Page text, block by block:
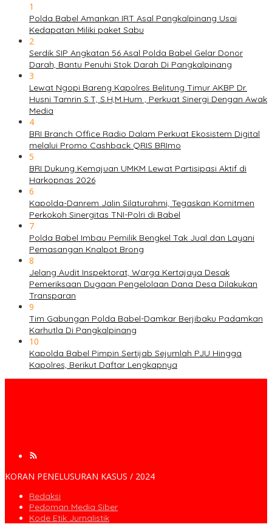
1
Polda Babel Amankan IRT Asal Pangkalpinang Usai
Kedapatan Miliki paket Sabu
2
Serdik SIP Angkatan 56 Asal Polda Babel Gelar Donor
Darah, Bantu Penuhi Stok Darah Di Pangkalpinang
3
Lewat Ngopi Bareng Kapolres Belitung Timur AKBP Dr.
Husni Tamrin S.T, S.H,M.Hum , Perkuat Sinergi Dengan Awak
Media
4
BRI Branch Office Radio Dalam Perkuat Ekosistem Digital
melalui Promo Cashback QRIS BRImo
5
BRI Dukung Kemajuan UMKM Lewat Partisipasi Aktif di
Harkopnas 2026
6
Kapolda-Danrem Jalin Silaturahmi, Tegaskan Komitmen
Perkokoh Sinergitas TNI-Polri di Babel
7
Polda Babel Imbau Pemilik Bengkel Tak Jual dan Layani
Pemasangan Knalpot Brong
8
Jelang Audit Inspektorat, Warga Kertajaya Desak
Pemeriksaan Dugaan Pengelolaan Dana Desa Dilakukan
Transparan
9
Tim Gabungan Polda Babel-Damkar Berjibaku Padamkan
Karhutla Di Pangkalpinang
10
Kapolda Babel Pimpin Sertijab Sejumlah PJU Hingga
Kapolres, Berikut Daftar Lengkapnya
KORAN PENELUSURAN KASUS / 2024
Redaksi
Pedoman Media Siber
Kode Etik Jurnalistik